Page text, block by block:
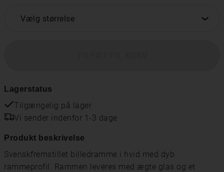
Vælg størrelse
Lagerstatus
Tilgængelig på lager
Vi sender indenfor 1-3 dage
Produkt beskrivelse
Svenskfremstillet billedramme i hvid med dyb
rammeprofil. Rammen leveres med ægte glas og et